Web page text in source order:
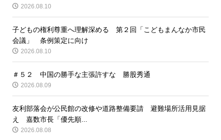
2026.08.10
子どもの権利尊重へ理解深める 第２回「こどもまんなか市民
会議」 条例策定に向け
2026.08.10
＃５２ 中国の勝手な主張許すな 勝股秀通
2026.08.09
友利部落会が公民館の改修や道路整備要請 避難場所活用見据
え 嘉数市長「優先順...
2026.08.08